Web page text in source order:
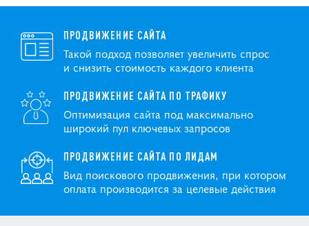
ПРОДВИЖЕНИЕ САЙТА
Такой подход позволяет увеличить спрос
и снизить стоимость каждого клиента
ПРОДВИЖЕНИЕ САЙТА ПО ТРАФИКУ
Оптимизация сайта под максимально
широкий пул ключевых запросов
ПРОДВИЖЕНИЕ САЙТА ПО ЛИДАМ
Вид поискового продвижения, при котором
оплата производится за целевые действия